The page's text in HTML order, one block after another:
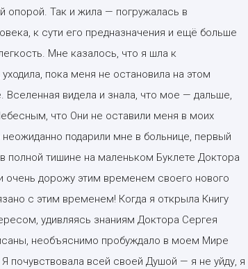
опорой. Так и жила — погружалась в
к сути его предназначения и ещё больше
Мне казалось, что я шла к
пока меня не остановила на этом
Вселенная видела и знала, что мое — дальше,
что Они не оставили меня в моих
подарили мне в больнице, первый
полной тишине на маленьком Буклете Доктора
очень дорожу этим временем своего нового
с этим временем! Когда я открыла Книгу
удивляясь знаниям Доктора Сергея
необъяснимо пробуждало в моем Мире
почувствовала всей своей Душой — я не уйду, я